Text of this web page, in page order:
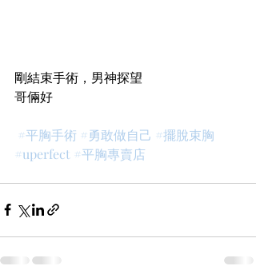
剛結束手術，男神探望
哥倆好
#平胸手術 #勇敢做自己 #擺脫束胸
#uperfect #平胸專賣店